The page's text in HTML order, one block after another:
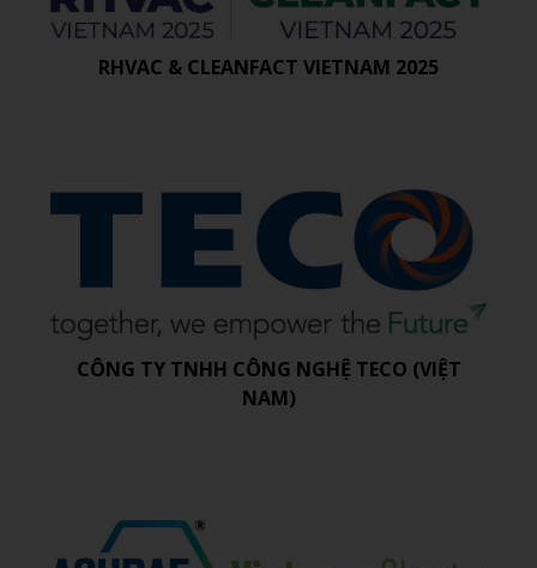
RHVAC & CLEANFACT VIETNAM 2025
CÔNG TY TNHH CÔNG NGHỆ TECO (VIỆT
NAM)